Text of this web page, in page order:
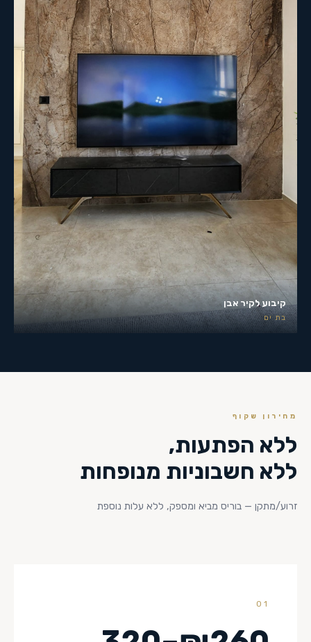
קיבוע לקיר אבן
בת ים
מחירון שקוף
ללא הפתעות,
ללא חשבוניות מנופחות
זרוע/מתקן — בוריס מביא ומספק, ללא עלות נוספת
01